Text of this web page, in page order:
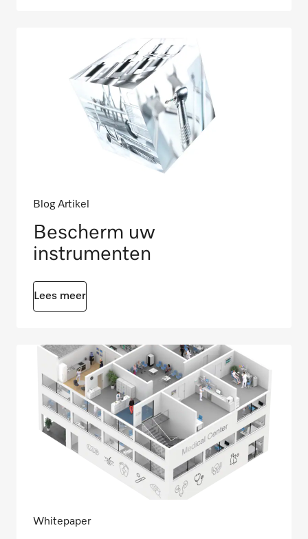
Blog Artikel
Bescherm uw
instrumenten
Lees meer
Whitepaper